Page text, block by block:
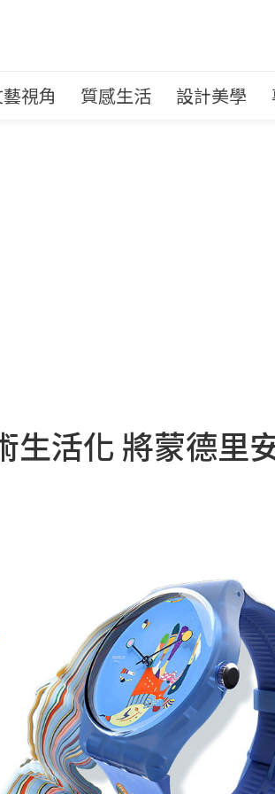
視角 質感生活 設計美學
生活化 將蒙德里